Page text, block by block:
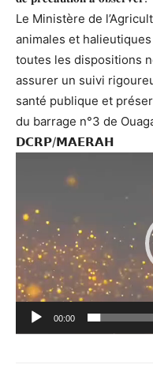
Le Ministère de
animales et
toutes les dispositions
assurer un suivi
santé publique et
du barrage n°3 de
𝗗𝗖𝗥𝗣/𝗠𝗔𝗘𝗥𝗔𝗛
00:00